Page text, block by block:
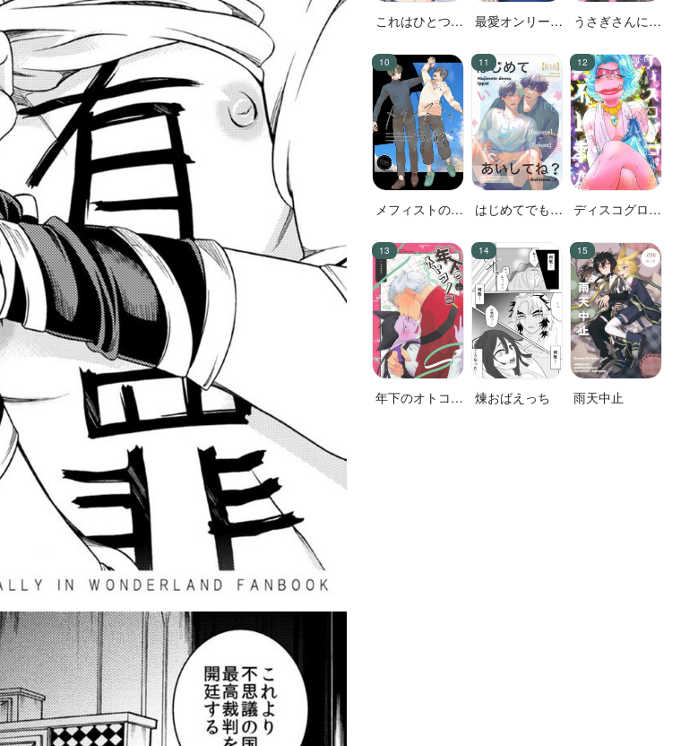
これはひとつの
最愛オンリーワ
うさぎさんには
前編
メフィストの方
はじめてでもい
ね？
ディスコグロー
年下のオトコノ
煉おばえっち 雨天中止